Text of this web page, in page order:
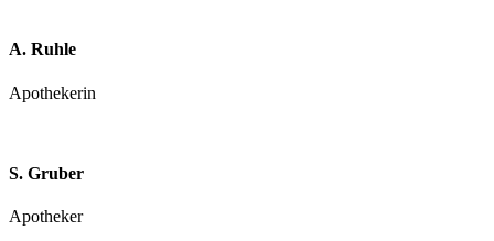
A. Ruhle
Apothekerin
S. Gruber
Apotheker